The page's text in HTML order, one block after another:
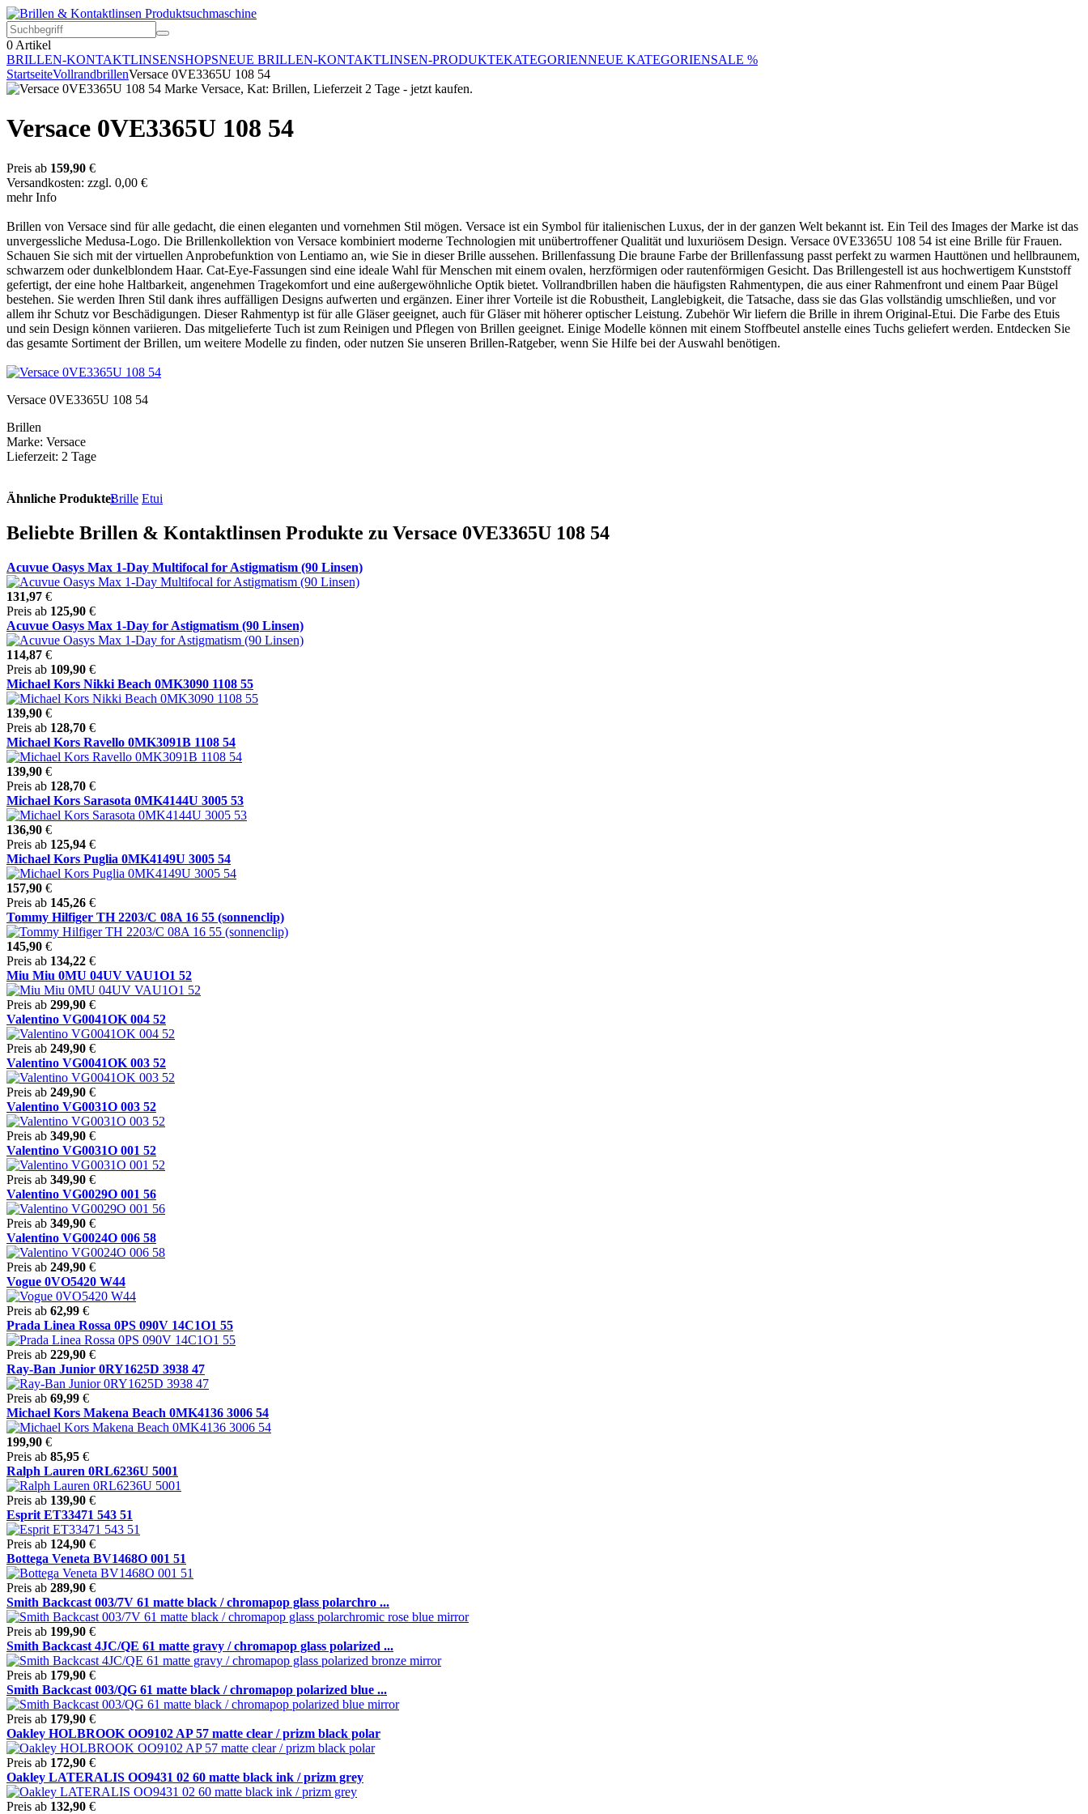
0 Artikel
BRILLEN-KONTAKTLINSENSHOPSNEUE BRILLEN-KONTAKTLINSEN-PRODUKTEKATEGORIENNEUE KATEGORIENSALE %
StartseiteVollrandbrillenVersace 0VE3365U 108 54
Versace 0VE3365U 108 54
Preis ab 159,90 €
Versandkosten: zzgl. 0,00 €
mehr Info
Brillen von Versace sind für alle gedacht, die einen eleganten und vornehmen Stil mögen. Versace ist ein Symbol für italienischen Luxus, der in der ganzen Welt bekannt ist. Ein Teil des Images der Marke ist das
unvergessliche Medusa-Logo. Die Brillenkollektion von Versace kombiniert moderne Technologien mit unübertroffener Qualität und luxuriösem Design. Versace 0VE3365U 108 54 ist eine Brille für Frauen.
Schauen Sie sich mit der virtuellen Anprobefunktion von Lentiamo an, wie Sie in dieser Brille aussehen. Brillenfassung Die braune Farbe der Brillenfassung passt perfekt zu warmen Hauttönen und hellbraunem,
schwarzem oder dunkelblondem Haar. Cat-Eye-Fassungen sind eine ideale Wahl für Menschen mit einem ovalen, herzförmigen oder rautenförmigen Gesicht. Das Brillengestell ist aus hochwertigem Kunststoff
gefertigt, der eine hohe Haltbarkeit, angenehmen Tragekomfort und eine außergewöhnliche Optik bietet. Vollrandbrillen haben die häufigsten Rahmentypen, die aus einer Rahmenfront und einem Paar Bügel
bestehen. Sie werden Ihren Stil dank ihres auffälligen Designs aufwerten und ergänzen. Einer ihrer Vorteile ist die Robustheit, Langlebigkeit, die Tatsache, dass sie das Glas vollständig umschließen, und vor
allem ihr Schutz vor Beschädigungen. Dieser Rahmentyp ist für alle Gläser geeignet, auch für Gläser mit höherer optischer Leistung. Zubehör Wir liefern die Brille in ihrem Original-Etui. Die Farbe des Etuis
und sein Design können variieren. Das mitgelieferte Tuch ist zum Reinigen und Pflegen von Brillen geeignet. Einige Modelle können mit einem Stoffbeutel anstelle eines Tuchs geliefert werden. Entdecken Sie
das gesamte Sortiment der Brillen, um weitere Modelle zu finden, oder nutzen Sie unseren Brillen-Ratgeber, wenn Sie Hilfe bei der Auswahl benötigen.
Versace 0VE3365U 108 54
Brillen
Marke: Versace
Lieferzeit: 2 Tage
Ähnliche Produkte:Brille Etui
Beliebte Brillen & Kontaktlinsen Produkte zu Versace 0VE3365U 108 54
Acuvue Oasys Max 1-Day Multifocal for Astigmatism (90 Linsen)
131,97 €
Preis ab 125,90 €
Acuvue Oasys Max 1-Day for Astigmatism (90 Linsen)
114,87 €
Preis ab 109,90 €
Michael Kors Nikki Beach 0MK3090 1108 55
139,90 €
Preis ab 128,70 €
Michael Kors Ravello 0MK3091B 1108 54
139,90 €
Preis ab 128,70 €
Michael Kors Sarasota 0MK4144U 3005 53
136,90 €
Preis ab 125,94 €
Michael Kors Puglia 0MK4149U 3005 54
157,90 €
Preis ab 145,26 €
Tommy Hilfiger TH 2203/C 08A 16 55 (sonnenclip)
145,90 €
Preis ab 134,22 €
Miu Miu 0MU 04UV VAU1O1 52
Preis ab 299,90 €
Valentino VG0041OK 004 52
Preis ab 249,90 €
Valentino VG0041OK 003 52
Preis ab 249,90 €
Valentino VG0031O 003 52
Preis ab 349,90 €
Valentino VG0031O 001 52
Preis ab 349,90 €
Valentino VG0029O 001 56
Preis ab 349,90 €
Valentino VG0024O 006 58
Preis ab 249,90 €
Vogue 0VO5420 W44
Preis ab 62,99 €
Prada Linea Rossa 0PS 090V 14C1O1 55
Preis ab 229,90 €
Ray-Ban Junior 0RY1625D 3938 47
Preis ab 69,99 €
Michael Kors Makena Beach 0MK4136 3006 54
199,90 €
Preis ab 85,95 €
Ralph Lauren 0RL6236U 5001
Preis ab 139,90 €
Esprit ET33471 543 51
Preis ab 124,90 €
Bottega Veneta BV1468O 001 51
Preis ab 289,90 €
Smith Backcast 003/7V 61 matte black / chromapop glass polarchro ...
Preis ab 199,90 €
Smith Backcast 4JC/QE 61 matte gravy / chromapop glass polarized ...
Preis ab 179,90 €
Smith Backcast 003/QG 61 matte black / chromapop polarized blue ...
Preis ab 179,90 €
Oakley HOLBROOK OO9102 AP 57 matte clear / prizm black polar
Preis ab 172,90 €
Oakley LATERALIS OO9431 02 60 matte black ink / prizm grey
Preis ab 132,90 €